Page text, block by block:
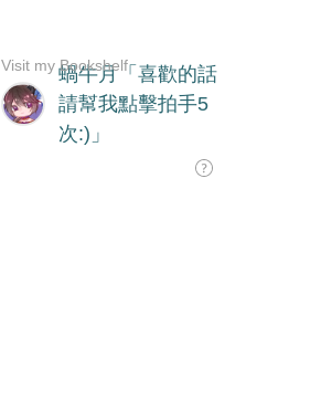
蝸牛月「喜歡的話
請幫我點擊拍手5
次:)」
Visit my Bookshelf